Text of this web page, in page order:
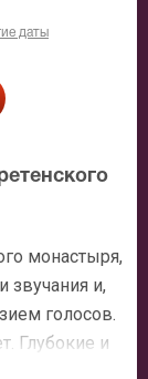
даты
монастыря,
звучания и,
голосов.
Глубокие и
баритоны.